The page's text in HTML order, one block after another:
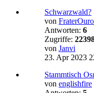
Schwarzwald?
von
Antworten: 6
Zugriffe:
von Janvi
23. Apr 2023
Stammtisch
von englishfire